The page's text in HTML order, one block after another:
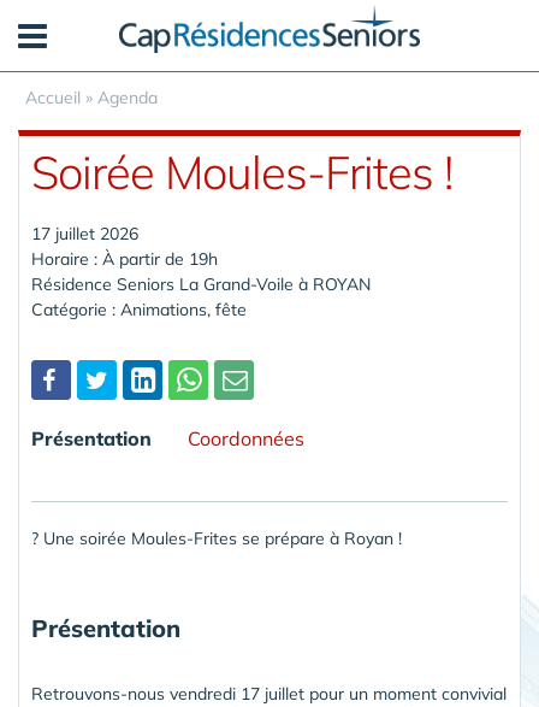
Accueil » Agenda
Soirée Moules-Frites !
17 juillet 2026
Horaire : À partir de 19h
Résidence Seniors La Grand-Voile à ROYAN
Catégorie : Animations, fête
Présentation Coordonnées
? Une soirée Moules-Frites se prépare à Royan !
Présentation
Retrouvons-nous vendredi 17 juillet pour un moment convivial